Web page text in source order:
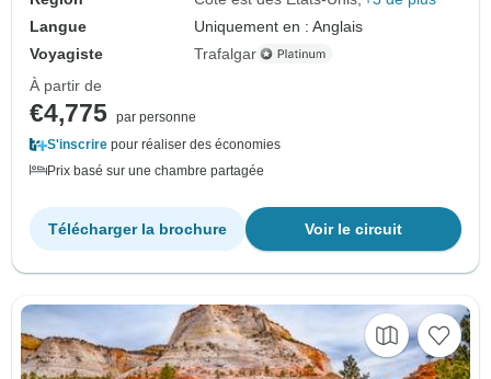
Langue
Uniquement en : Anglais
Voyagiste
Trafalgar
À partir de
€4,775 par personne
S'inscrire pour réaliser des économies
Prix basé sur une chambre partagée
Voir le circuit
Télécharger la brochure